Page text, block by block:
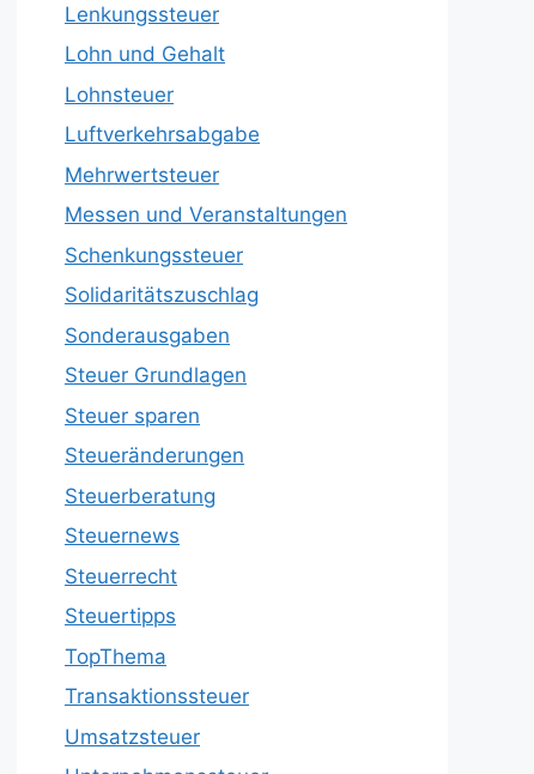
Lenkungssteuer
Lohn und Gehalt
Lohnsteuer
Luftverkehrsabgabe
Mehrwertsteuer
Messen und Veranstaltungen
Schenkungssteuer
Solidaritätszuschlag
Sonderausgaben
Steuer Grundlagen
Steuer sparen
Steueränderungen
Steuerberatung
Steuernews
Steuerrecht
Steuertipps
TopThema
Transaktionssteuer
Umsatzsteuer